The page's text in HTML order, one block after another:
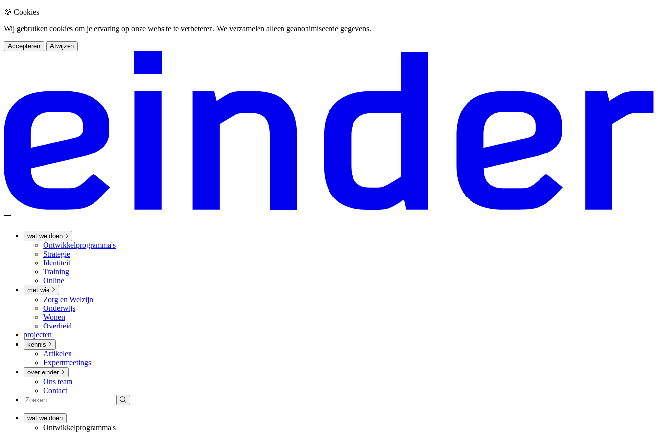
🍪 Cookies
Wij gebruiken cookies om je ervaring op onze website te verbeteren. We verzamelen alleen geanonimiseerde gegevens.
Accepteren Afwijzen
wat we doen
Ontwikkel­­programma's
Strategie
Identiteit
Training
Online
met wie
Zorg en Welzijn
Onderwijs
Wonen
Overheid
projecten
kennis
Artikelen
Expertmeetings
over einder
Ons team
Contact
wat we doen
Ontwikkel­­programma's